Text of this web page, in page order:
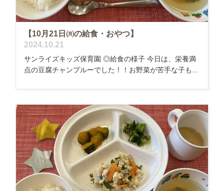
【10月21日㈪の給食・おやつ】
2024.10.21
サンライズキッズ保育園 ◎給食の様子 今日は、栄養満
点の豆腐チャンプルーでした！！お野菜が苦手な子も...